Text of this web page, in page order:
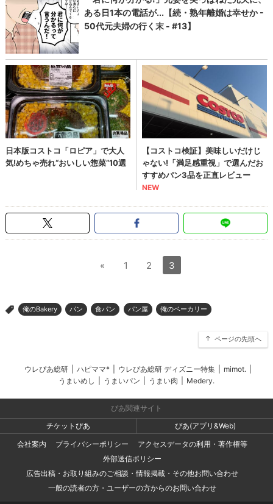
« 1 2 3
> 俺のBakery パン 食パン パン屋 俺のベーカリー
ページの先頭へ
ウレぴあ総研 ハピママ* ウレぴあ総研 ディズニー特集 mimot.
うまいめし
うまいパン うまい肉 Medery.
ぴあ関連サイト
チケットぴあ
ぴあ(アプリ&Web)
会社案内
プライバシーポリシー
アクセスデータの利用・著作権等
外部送信ポリシー
広告出稿・お取り組みのご相談・情報掲載・その他お問い合わせ
一般の読者の方・ユーザーの方からのお問い合わせ